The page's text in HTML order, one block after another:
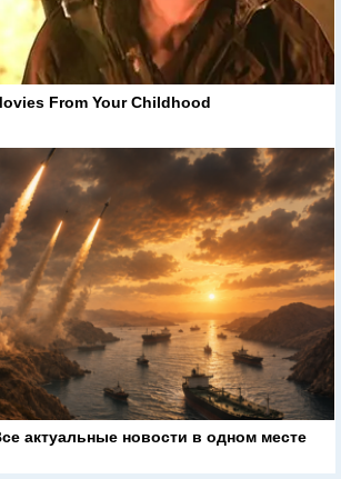
From Your Childhood
актуальные новости в одном месте